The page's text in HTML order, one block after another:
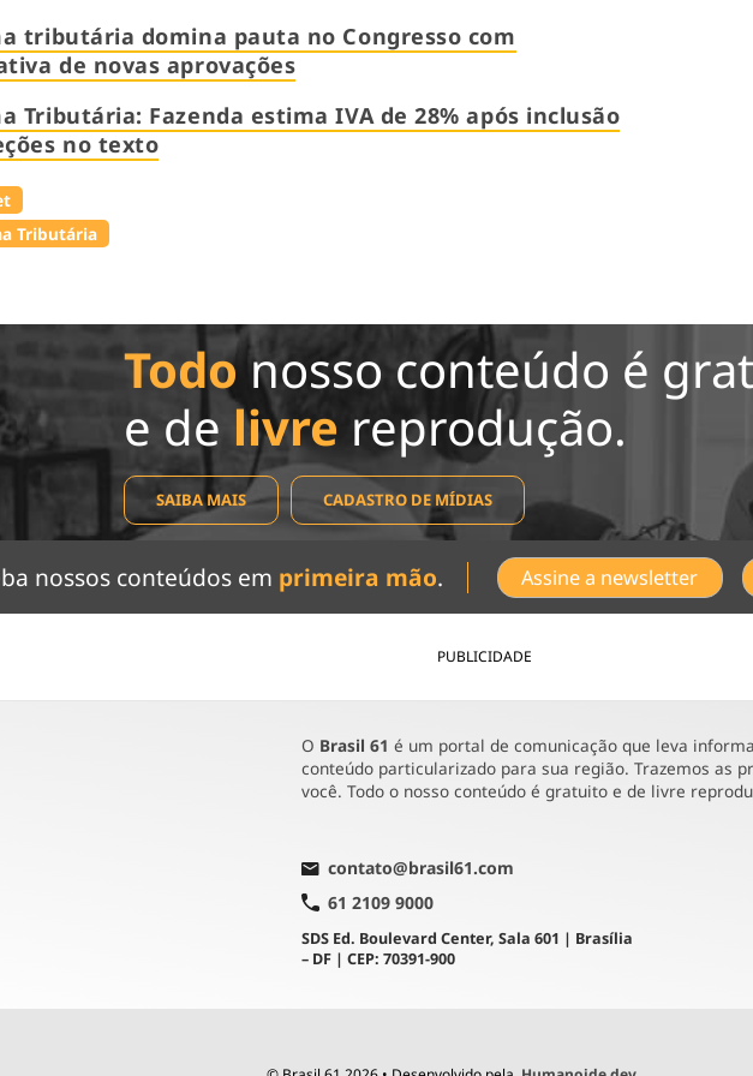
tributária domina pauta no Congresso com
de novas aprovações
Tributária: Fazenda estima IVA de 28% após inclusão
no texto
Tributária
Todonosso conteúdo é
e de livre reprodução.
SAIBA MAIS CADASTRO DE MÍDIAS
nossos conteúdos em primeira mão. Assine a newsletter
PUBLICIDADE
O Brasil 61 é um portal de comunicação que leva
conteúdo particularizado para sua região. Trazemos as
você. Todo o nosso conteúdo é gratuito e de livre
contato@brasil61.com
61 2109 9000
SDS Ed. Boulevard Center, Sala 601 | Brasília
– DF | CEP: 70391-900